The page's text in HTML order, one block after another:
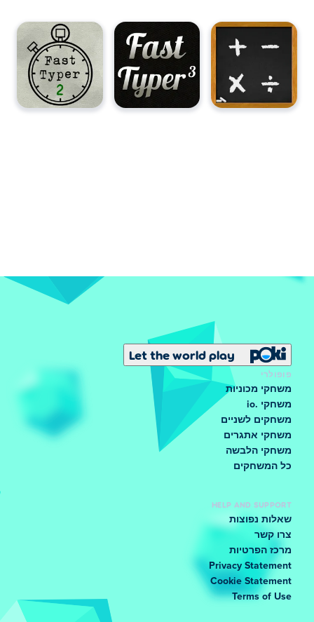
Let the world play
פופולרי
משחקי מכוניות
משחקי .io
משחקים לשניים
משחקי אתגרים
משחקי הלבשה
כל המשחקים
HELP AND SUPPORT
שאלות נפוצות
צרו קשר
מרכז הפרטיות
Privacy Statement
Cookie Statement
Terms of Use